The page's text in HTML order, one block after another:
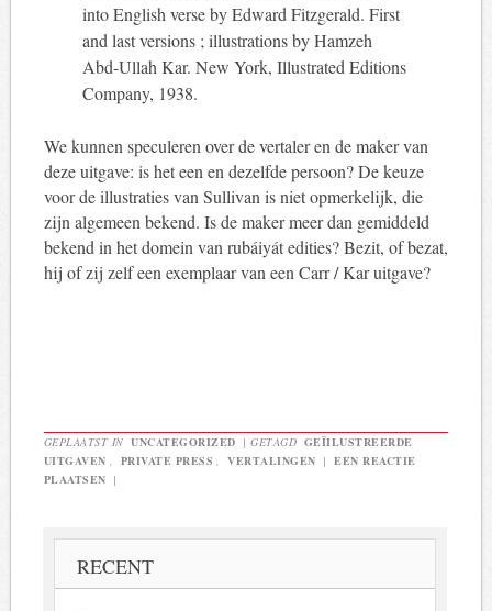
into English verse by Edward Fitzgerald. First
and last versions ; illustrations by Hamzeh
Abd-Ullah Kar. New York, Illustrated Editions
Company, 1938.
We kunnen speculeren over de vertaler en de maker van
deze uitgave: is het een en dezelfde persoon? De keuze
voor de illustraties van Sullivan is niet opmerkelijk, die
zijn algemeen bekend. Is de maker meer dan gemiddeld
bekend in het domein van rubáiyát edities? Bezit, of bezat,
hij of zij zelf een exemplaar van een Carr / Kar uitgave?
GEPLAATST IN UNCATEGORIZED |GETAGD GEÏILUSTREERDE
UITGAVEN , PRIVATE PRESS , VERTALINGEN |
EEN REACTIE
PLAATSEN |
RECENT